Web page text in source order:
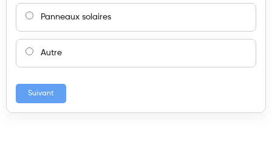
Panneaux solaires
Autre
Suivant